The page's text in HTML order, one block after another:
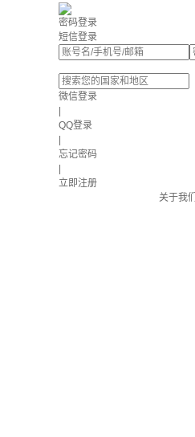
密码登录
短信登录
微信登录
QQ登录
忘记密码
立即注册
关于我们